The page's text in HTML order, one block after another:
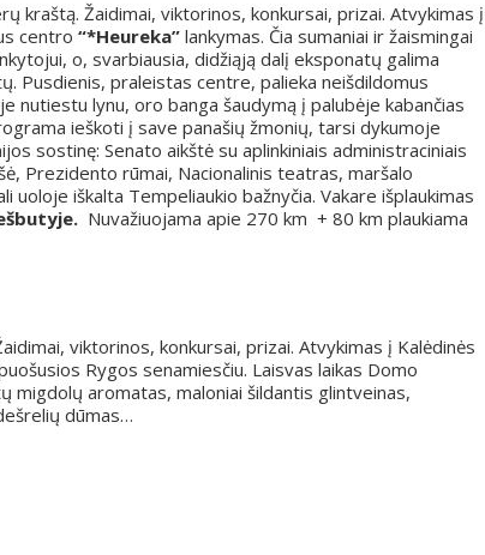
kraštą. Žaidimai, viktorinos, konkursai, prizai. Atvykimas į
centro “*Heureka” lankymas. Čia sumaniai ir žaismingai
o, svarbiausia, didžiąją dalį eksponatų galima
Pusdienis, praleistas centre, palieka neišdildomus
nutiestu lynu, oro banga šaudymą į palubėje kabančias
ieškoti į save panašių žmonių, tarsi dykumoje
sostinę: Senato aikštė su aplinkiniais administraciniais
Prezidento rūmai, Nacionalinis teatras, maršalo
uoloje iškalta Tempeliaukio bažnyčia. Vakare išplaukimas
Nuvažiuojama apie 270 km + 80 km plaukiama
viktorinos, konkursai, prizai. Atvykimas į Kalėdinės
Rygos senamiesčiu. Laisvas laikas Domo
migdolų aromatas, maloniai šildantis glintveinas,
dūmas…